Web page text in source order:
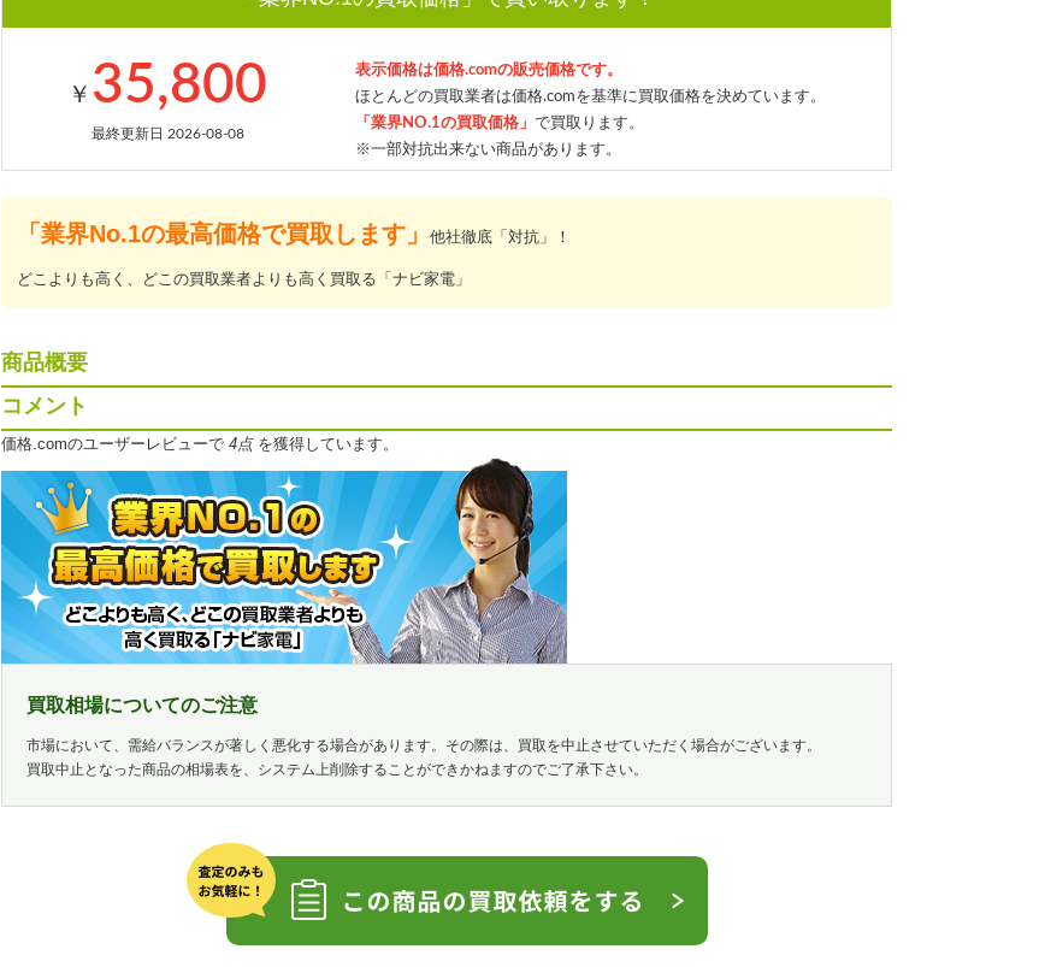
￥ 35,800
最終更新日 2026-08-08
表示価格は価格.comの販売価格です。
ほとんどの買取業者は価格.comを基準に買取価格を決めています。
「業界NO.1の買取価格」 で買取ります。
※一部対抗出来ない商品があります。
「業界No.1の最高価格で買取します」 他社徹底「対抗」！
どこよりも高く、どこの買取業者よりも高く買取る「ナビ家電」
商品概要
コメント
価格.comのユーザーレビューで 4点を獲得しています。
買取相場についてのご注意
市場において、需給バランスが著しく悪化する場合があります。その際は、買取を中止させていただく場合がございます。
買取中止となった商品の相場表を、システム上削除することができかねますのでご了承下さい。